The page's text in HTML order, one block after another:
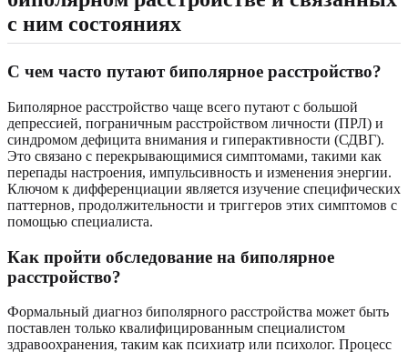
с ним состояниях
С чем часто путают биполярное расстройство?
Биполярное расстройство чаще всего путают с большой
депрессией, пограничным расстройством личности (ПРЛ) и
синдромом дефицита внимания и гиперактивности (СДВГ).
Это связано с перекрывающимися симптомами, такими как
перепады настроения, импульсивность и изменения энергии.
Ключом к дифференциации является изучение специфических
паттернов, продолжительности и триггеров этих симптомов с
помощью специалиста.
Как пройти обследование на биполярное
расстройство?
Формальный диагноз биполярного расстройства может быть
поставлен только квалифицированным специалистом
здравоохранения, таким как психиатр или психолог. Процесс